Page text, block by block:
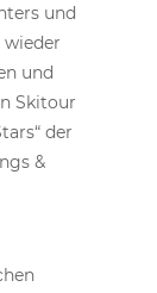
und
wieder
und
Skitour
der
&